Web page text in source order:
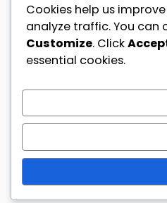
Cookies help us
analyze traffic. You can
Customize. Click
essential cookies.